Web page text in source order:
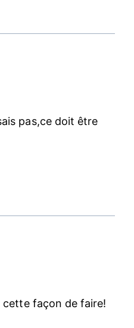
pas,ce doit être
cette façon de faire!